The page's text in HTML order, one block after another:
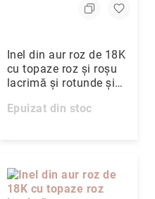
Inel din aur roz de 18K
cu topaze roz și roșu
lacrimă și rotunde și
Epuizat din stoc